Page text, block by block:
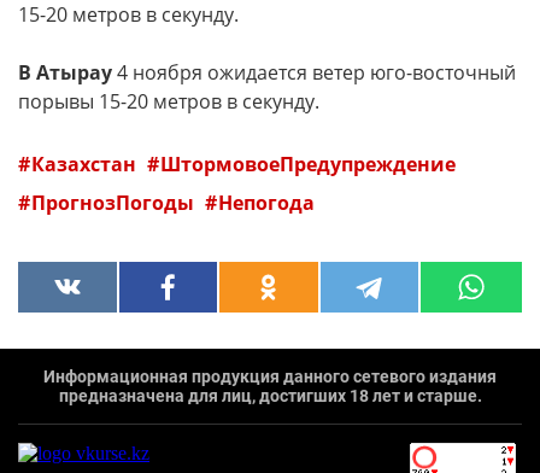
15-20 метров в секунду.
В Атырау4 ноября ожидается ветер юго-восточный
порывы 15-20 метров в секунду.
Казахстан
ШтормовоеПредупреждение
ПрогнозПогоды
Непогода
Информационная продукция данного сетевого издания
предназначена для лиц, достигших 18 лет и старше.